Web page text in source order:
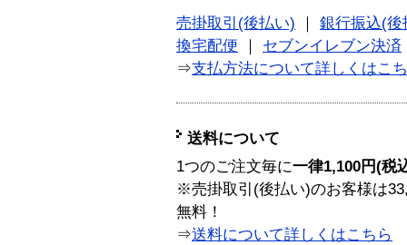
売掛取引(後払い)
銀行振込(後
換宅配便
セブンイレブン決済
⇒支払方法について詳しくはこ
送料について
1つのご注文毎に一律1,100円(税
※売掛取引(後払い)のお客様は
無料！
⇒送料について詳しくはこちら